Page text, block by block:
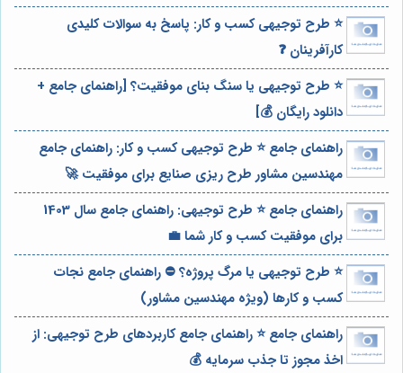
⭐️ طرح توجیهی کسب و کار: پاسخ به سوالات کلیدی
کارآفرینان ❓
⭐️ طرح توجیهی یا سنگ بنای موفقیت؟ [راهنمای جامع +
دانلود رایگان 💰]
راهنمای جامع ⭐️ طرح توجیهی کسب و کار: راهنمای جامع
مهندسین مشاور طرح ریزی صنایع برای موفقیت 🚀
راهنمای جامع ⭐️ طرح توجیهی: راهنمای جامع سال 1403
برای موفقیت کسب و کار شما 💼
⭐️ طرح توجیهی یا مرگ پروژه؟ ⛔️ راهنمای جامع نجات
کسب و کارها (ویژه مهندسین مشاور)
راهنمای جامع ⭐️ راهنمای جامع کاربردهای طرح توجیهی: از
اخذ مجوز تا جذب سرمایه 💰